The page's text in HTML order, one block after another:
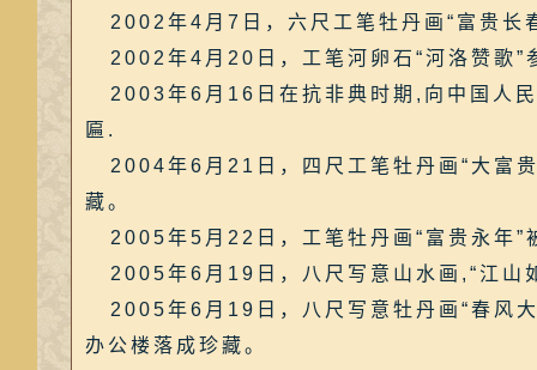
2002年4月7日，六尺工笔牡丹画“富贵长
2002年4月20日，工笔河卵石“河洛赞歌”
2003年6月16日在抗非典时期,向中国人民
匾.
2004年6月21日，四尺工笔牡丹画“大富贵
藏。
2005年5月22日，工笔牡丹画“富贵永年”
2005年6月19日，八尺写意山水画,“江山
2005年6月19日，八尺写意牡丹画“春风大
办公楼落成珍藏。